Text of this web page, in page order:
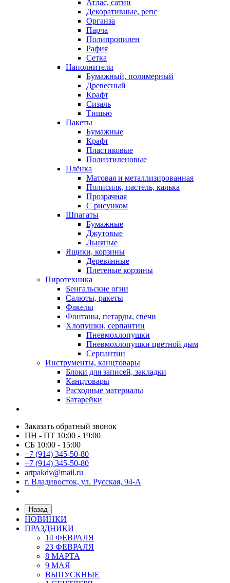
Атлас, сатин
Декоративные, репс
Органза
Парча
Полипропилен
Рафия
Сетка
Наполнители
Бумажный, полимерный
Древесный
Крафт
Сизаль
Тишью
Пакеты
Бумажные
Крафт
Пластиковые
Полиэтиленовые
Плёнка
Матовая и металлизированная
Полисилк, пастель, калька
Прозрачная
С рисунком
Шпагаты
Бумажные
Джутовые
Льняные
Ящики, корзины
Деревянные
Плетеные корзины
Пиротехника
Бенгальские огни
Салюты, ракеты
Факелы
Фонтаны, петарды, свечи
Хлопушки, серпантин
Пневмохлопушки
Пневмохлопушки цветной дым
Серпантин
Инструменты, канцтовары
Блоки для записей, закладки
Канцтовары
Расходные материалы
Батарейки
Заказать обратный звонок
ПН - ПТ 10:00 - 19:00
СБ 10:00 - 15:00
+7 (914) 345-50-80
+7 (914) 345-50-80
artpakdv@mail.ru
г. Владивосток, ул. Русская, 94-А
Назад
НОВИНКИ
ПРАЗДНИКИ
14 ФЕВРАЛЯ
23 ФЕВРАЛЯ
8 МАРТА
9 МАЯ
ВЫПУСКНЫЕ